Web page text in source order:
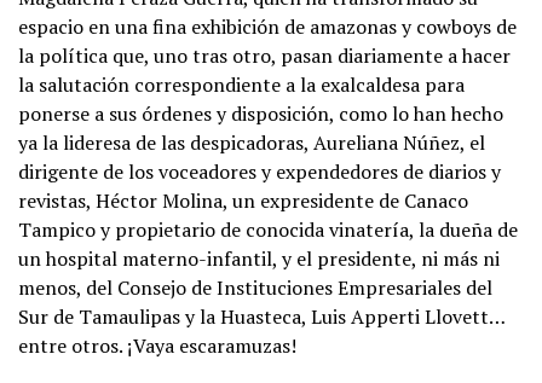
espacio en una fina exhibición de amazonas y cowboys de
la política que, uno tras otro, pasan diariamente a hacer
la salutación correspondiente a la exalcaldesa para
ponerse a sus órdenes y disposición, como lo han hecho
ya la lideresa de las despicadoras, Aureliana Núñez, el
dirigente de los voceadores y expendedores de diarios y
revistas, Héctor Molina, un expresidente de Canaco
Tampico y propietario de conocida vinatería, la dueña de
un hospital materno-infantil, y el presidente, ni más ni
menos, del Consejo de Instituciones Empresariales del
Sur de Tamaulipas y la Huasteca, Luis Apperti Llovett…
entre otros. ¡Vaya escaramuzas!